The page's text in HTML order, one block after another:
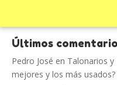
Últimos
Pedro José en Talonarios y
mejores y los más usados?